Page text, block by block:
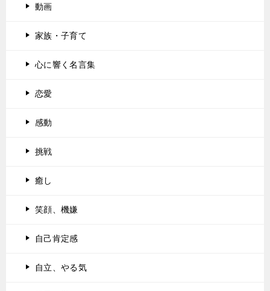
動画
家族・子育て
心に響く名言集
恋愛
感動
挑戦
癒し
笑顔、機嫌
自己肯定感
自立、やる気